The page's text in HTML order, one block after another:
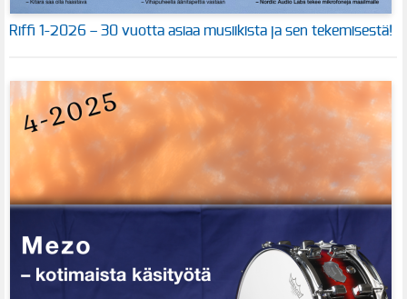
Riffi 1-2026 – 30 vuotta asiaa musiikista ja sen tekemisestä!